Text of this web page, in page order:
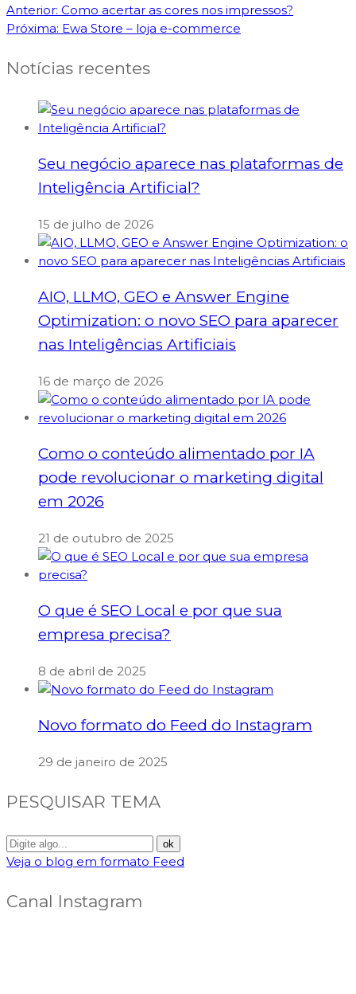
Navegação
de
Anterior: Previous
post:
Como acertar as cores nos impressos?
Próxima: Next
Ewa Store – loja e-commerce
Notícias recentes
Seu negócio aparece nas plataformas de
Inteligência Artificial?
15 de julho de 2026
AIO, LLMO, GEO e Answer Engine
Optimization: o novo SEO para aparecer
nas Inteligências Artificiais
16 de março de 2026
Como o conteúdo alimentado por IA
pode revolucionar o marketing digital
em 2026
21 de outubro de 2025
O que é SEO Local e por que sua
empresa precisa?
8 de abril de 2025
Novo formato do Feed do Instagram
29 de janeiro de 2025
PESQUISAR TEMA
Veja o blog em formato Feed
Canal Instagram